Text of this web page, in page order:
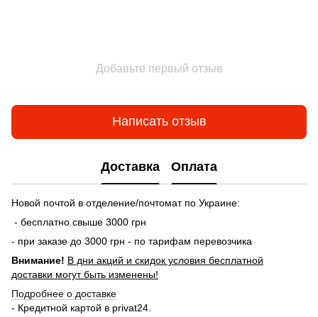
Добавьте первый отзыв
Написать отзыв
Доставка Оплата
Новой почтой в отделение/почтомат по Украине:
- бесплатно свыше 3000 грн
- при заказе до 3000 грн - по тарифам перевозчика
Внимание! В дни акций и скидок условия бесплатной
доставки могут быть изменены!
Подробнее о доставке
- Кредитной картой в privat24.